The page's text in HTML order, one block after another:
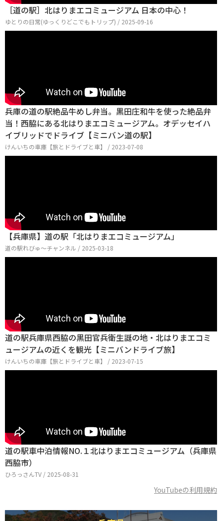
［道の駅］北はりまエコミュージアム 日本の中心！
ゆとりの日常(ゆっくりどこでもトリップ) / 2025-09-16
兵庫の道の駅絶品牛めし弁当。黒田庄和牛を使った絶品弁
当！西脇にある北はりまエコミュージアム。オデッセイハ
イブリッドでドライブ【ミニバン道の駅】
けんいちの車庫【旅とドライブと車】 / 2023-07-08
【兵庫県】道の駅「北はりまエコミュージアム」
道の駅れびゅ〜チャンネル / 2025-03-18
道の駅兵庫県西脇の黒田官兵衛生誕の地・北はりまエコミ
ュージアムの近くを観光【ミニバンドライブ旅】
けんいちの車庫【旅とドライブと車】 / 2023-07-15
道の駅車中泊情報NO.１北はりまエコミュージアム（兵庫県
西脇市）
ひろっさんTV / 2025-08-31
YouTubeの利用規約